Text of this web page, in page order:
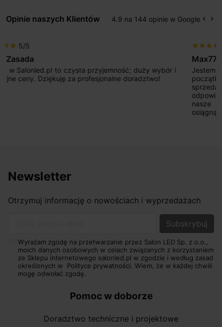
Opinie naszych Klientów 4.9 na 144 opinie w Google keyboard_arrow_left keyboard_arrow_right
starstarstar
Max777
Jestem bardzo zadowolony. Przede wszystkim od
początku uderzyło mnie profesjonalne podejście
sprzedającego. Pan ma duże doświadczenie i potrafi
odpowiednio pokierować i doradzić dzięki czemu mamy
nasze wymarzone oświetlenie. Dodatkowo udało się to
Newsletter
Otrzymuj informację o nowościach i wyprzedażach
Wyrażam zgodę na przetwarzanie przez Salon LED Sp. z o.o.,
moich danych osobowych w celach związanych z korzystaniem
ze Sklepu internetowego salonled.pl w zgodzie i według zasad
określonych w Polityce prywatności. Wiem, że w każdej chwili
mogę odwołać zgodę.
Pomoc w doborze
Doradztwo techniczne i projektowe